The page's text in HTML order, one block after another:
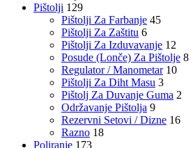
Pištolji 129
Pištolji Za Farbanje 45
Pištolji Za Zaštitu 6
Pištolji Za Izduvavanje 12
Posude (Lonče) Za Pištolje 8
Regulator / Manometar 10
Pištolji Za Diht Masu 3
Pištolj Za Duvanje Guma 2
Održavanje Pištolja 9
Rezervni Setovi / Dizne 16
Razno 18
Poliranje 173